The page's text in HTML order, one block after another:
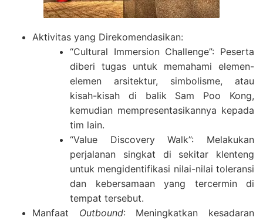
Aktivitas yang Direkomendasikan:
“Cultural Immersion Challenge”: Peserta
diberi tugas untuk memahami elemen-
elemen arsitektur, simbolisme, atau
kisah-kisah di balik Sam Poo Kong,
kemudian mempresentasikannya kepada
tim lain.
“Value Discovery Walk”: Melakukan
perjalanan singkat di sekitar klenteng
untuk mengidentifikasi nilai-nilai toleransi
dan kebersamaan yang tercermin di
tempat tersebut.
Manfaat Outbound: Meningkatkan kesadaran